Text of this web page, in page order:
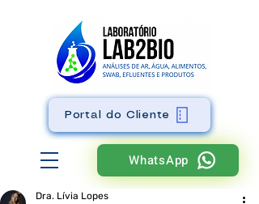
WhatsApp
Portal do Cliente
Dra. Lívia Lopes